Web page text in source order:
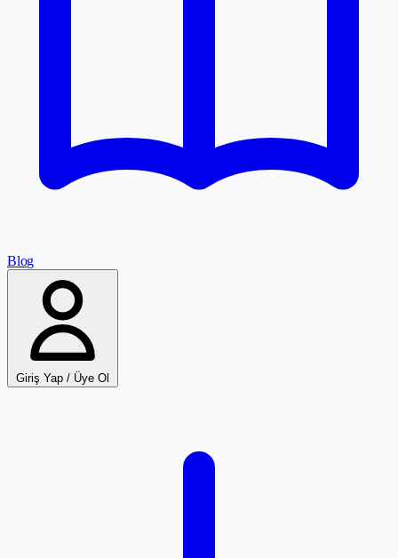
Blog
Giriş Yap / Üye Ol